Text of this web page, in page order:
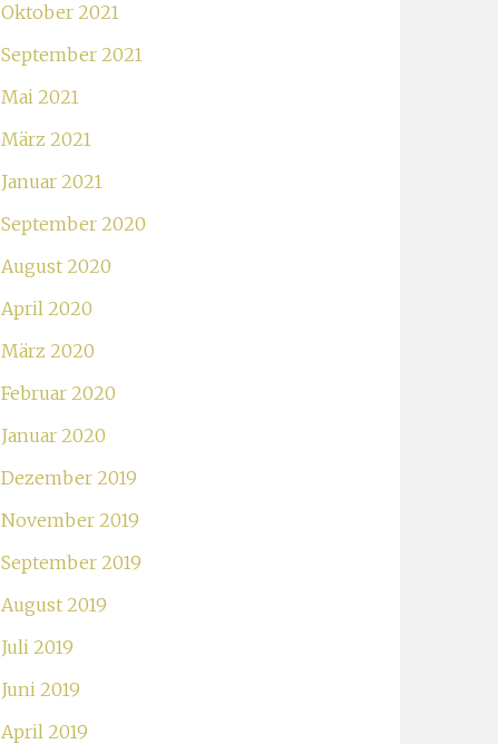
Oktober 2021
September 2021
Mai 2021
März 2021
Januar 2021
September 2020
August 2020
April 2020
März 2020
Februar 2020
Januar 2020
Dezember 2019
November 2019
September 2019
August 2019
Juli 2019
Juni 2019
April 2019